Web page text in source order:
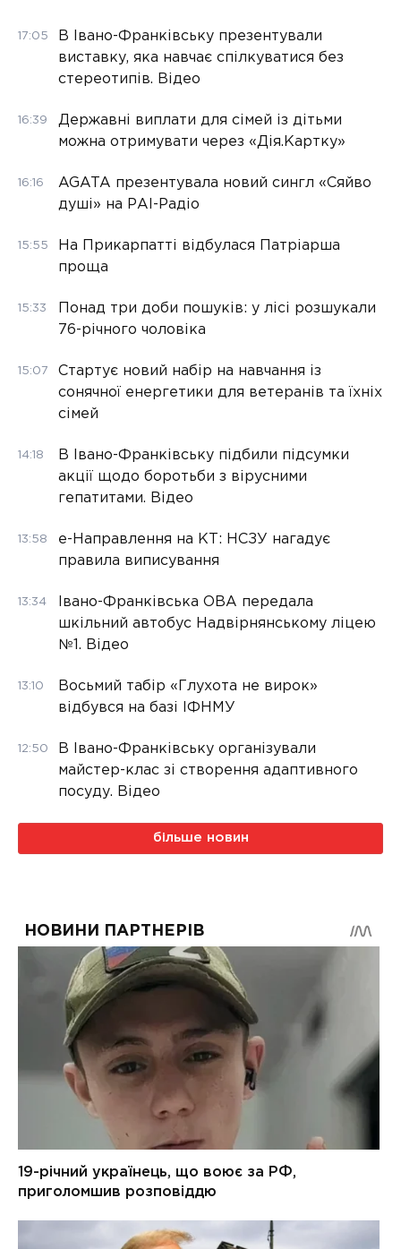
17:05
В Івано-Франківську презентували
виставку, яка навчає спілкуватися без
стереотипів. Відео
16:39
Державні виплати для сімей із дітьми
можна отримувати через «Дія.Картку»
16:16
AGATA презентувала новий сингл «Сяйво
душі» на РАІ-Радіо
15:55
На Прикарпатті відбулася Патріарша
проща
15:33
Понад три доби пошуків: у лісі розшукали
76-річного чоловіка
15:07
Стартує новий набір на навчання із
сонячної енергетики для ветеранів та їхніх
сімей
14:18
В Івано-Франківську підбили підсумки
акції щодо боротьби з вірусними
гепатитами. Відео
13:58
е-Направлення на КТ: НСЗУ нагадує
правила виписування
13:34
Івано-Франківська ОВА передала
шкільний автобус Надвірнянському ліцею
№1. Відео
13:10
Восьмий табір «Глухота не вирок»
відбувся на базі ІФНМУ
12:50
В Івано-Франківську організували
майстер-клас зі створення адаптивного
посуду. Відео
більше новин